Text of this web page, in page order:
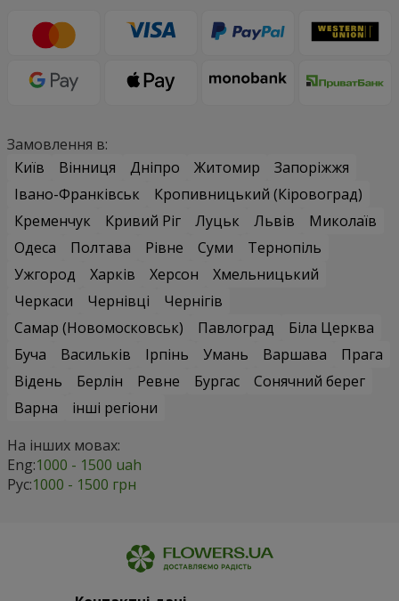
Замовлення в:
Київ
Вінниця Дніпро Житомир
Запоріжжя
Івано-Франківськ
Кропивницький (Кіровоград)
Кременчук
Кривий Ріг Луцьк Львів
Миколаїв
Одеса
Полтава Рівне Суми
Тернопіль
Ужгород
Харків Херсон
Хмельницький
Черкаси
Чернівці
Чернігів
Самар (Новомосковськ)
Павлоград
Біла Церква
Буча
Васильків Ірпінь Умань Варшава
Прага
Відень
Берлін Ревне Бургас
Сонячний берег
Варна
інші регіони
На інших мовах:
Eng:1000 - 1500 uah
Рус:1000 - 1500 грн